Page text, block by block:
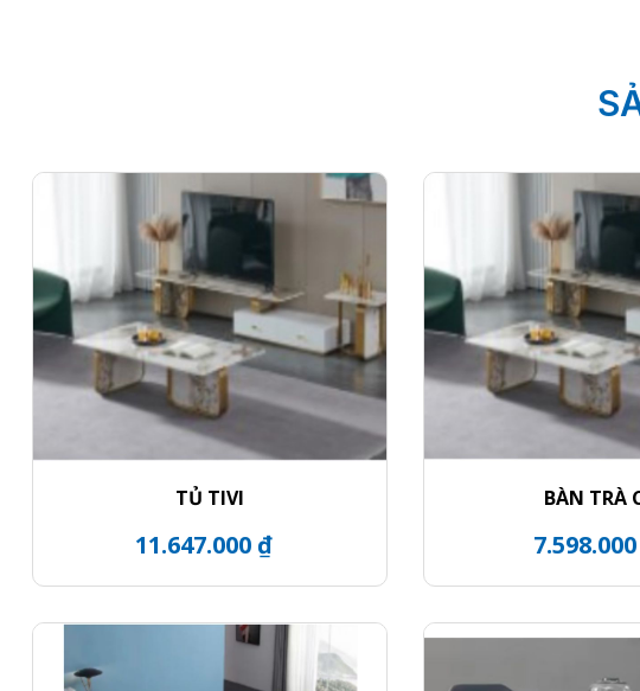
TỦ TIVI
11.647.000 ₫
BÀN TRÀ